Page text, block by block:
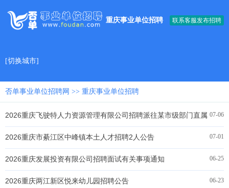
联系客服发布招聘
重庆事业单位招聘
[切换城市]
否单事业单位招聘网 >> 重庆事业单位招聘
07-06
2026重庆飞驶特人力资源管理有限公司招聘派往某市级部门直属
事业单位招聘1人公告
07-01
2026重庆市綦江区中峰镇本土人才招聘2人公告
06-25
2026重庆发展投资有限公司招聘面试有关事项通知
06-23
2026重庆两江新区悦来幼儿园招聘公告